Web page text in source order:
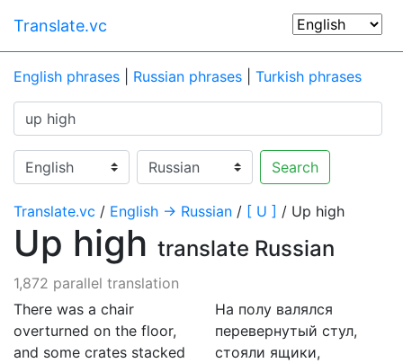
Translate.vc
English phrases Russian phrases Turkish phrases
Search
Translate.vc / English → Russian / [ U ] / Up high
Up high translate Russian
1,872 parallel translation
There was a chair
overturned on the floor,
and some crates stacked
На полу валялся
перевернутый стул,
стояли ящики,